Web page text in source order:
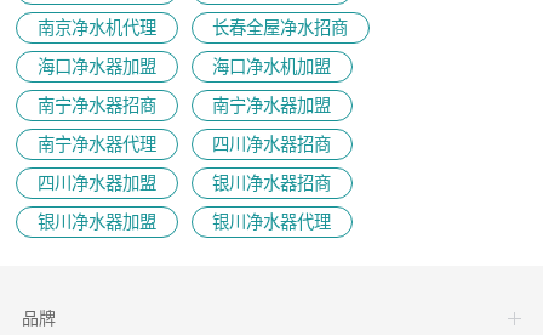
南京净水机代理
长春全屋净水招商
海口净水器加盟
海口净水机加盟
南宁净水器招商
南宁净水器加盟
南宁净水器代理
四川净水器招商
四川净水器加盟
银川净水器招商
银川净水器加盟
银川净水器代理
品牌